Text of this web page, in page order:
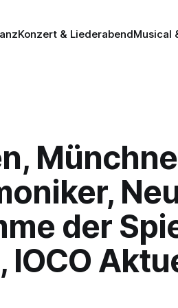
Konzert & LiederabendMusical
der
IOCO